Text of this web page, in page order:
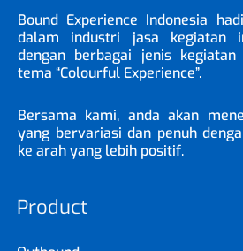
Bound Experience Indonesia
dalam industri jasa kegiatan
dengan berbagai jenis kegiatan
tema “Colourful Experience”.
Bersama kami, anda akan
yang bervariasi dan penuh
ke arah yang lebih positif.
Product